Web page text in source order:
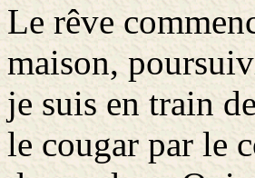
Le rêve
maison,
je suis en train
le cougar par le